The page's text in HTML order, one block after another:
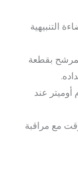
التنبيهية
بقطعة
أوميتر عند
مع مراقبة